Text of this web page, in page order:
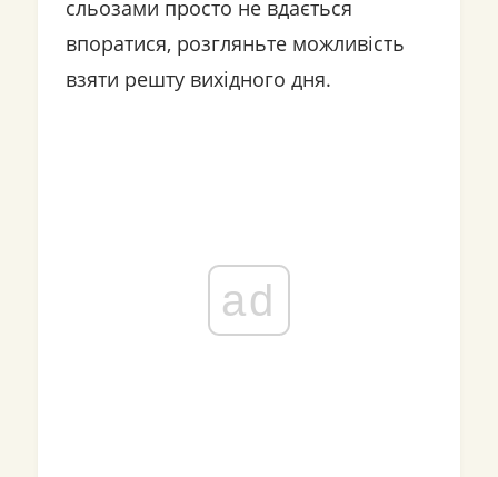
сльозами просто не вдається
впоратися, розгляньте можливість
взяти решту вихідного дня.
ad